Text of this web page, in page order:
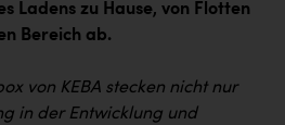
Ladens zu Hause, von Flotten
Bereich ab.
von KEBA stecken nicht nur
in der Entwicklung und